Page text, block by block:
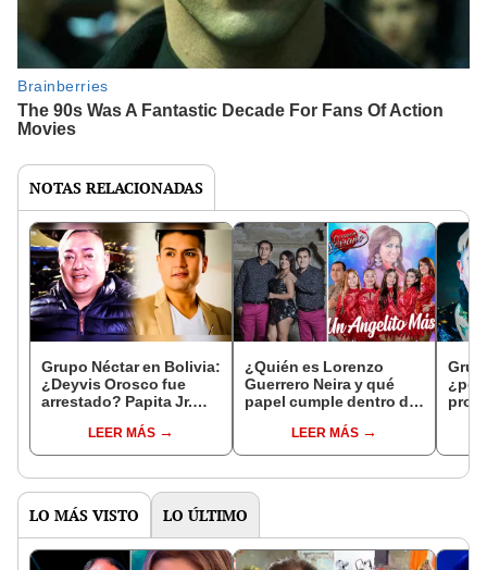
NOTAS RELACIONADAS
Grupo Néctar en Bolivia:
¿Deyvis Orosco fue
arrestado? Papita Jr.
LEER MÁS
¿Quién es Lorenzo
Guerrero Neira y qué
papel cumple dentro de
LEER MÁS
¿por
LO MÁS VISTO LO ÚLTIMO